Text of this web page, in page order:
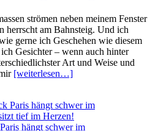
strömen neben meinem Fenster
herrscht am Bahnsteig. Und ich
gerne ich Geschehen wie diesem
Gesichter – wenn auch hinter
Art und Weise und
[weiterlesen…]
hängt schwer im